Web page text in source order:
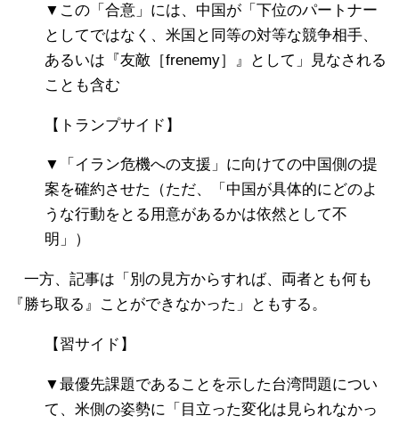
▼この「合意」には、中国が「下位のパートナー
としてではなく、米国と同等の対等な競争相手、
あるいは『友敵［frenemy］』として」見なされる
ことも含む
【トランプサイド】
▼「イラン危機への支援」に向けての中国側の提
案を確約させた（ただ、「中国が具体的にどのよ
うな行動をとる用意があるかは依然として不
明」）
一方、記事は「別の見方からすれば、両者とも何も
『勝ち取る』ことができなかった」ともする。
【習サイド】
▼最優先課題であることを示した台湾問題につい
て、米側の姿勢に「目立った変化は見られなかっ